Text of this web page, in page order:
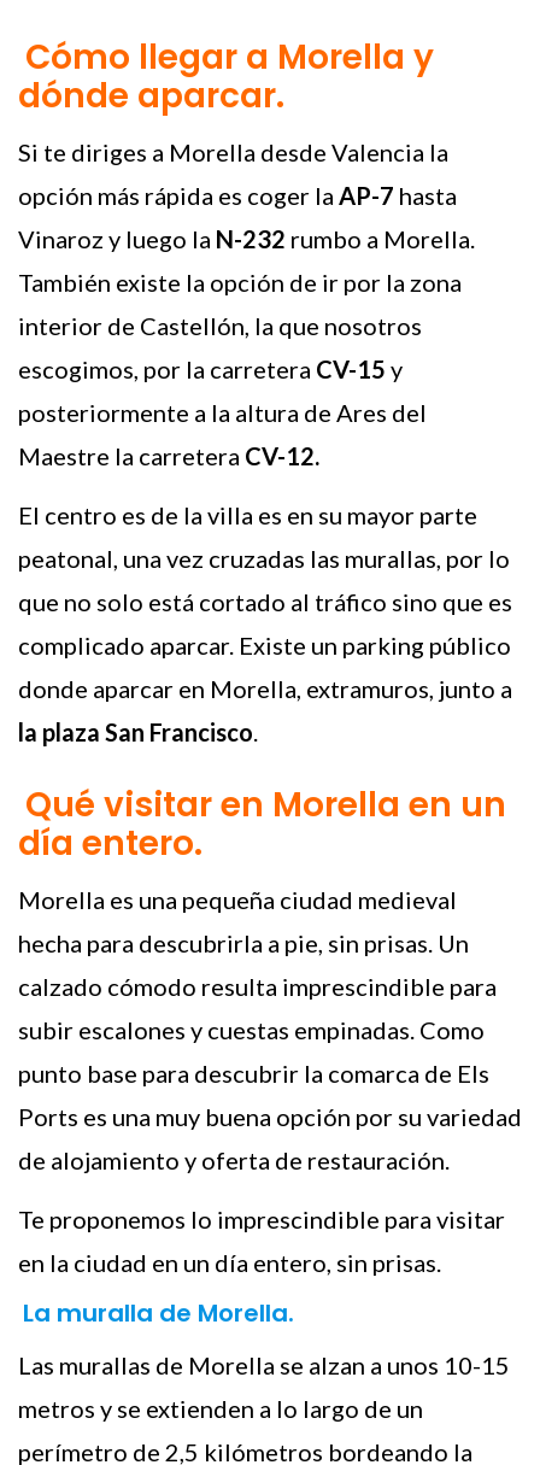
Cómo llegar a Morella y
dónde aparcar.
Si te diriges a Morella desde Valencia la
opción más rápida es coger la AP-7 hasta
Vinaroz y luego la N-232 rumbo a Morella.
También existe la opción de ir por la zona
interior de Castellón, la que nosotros
escogimos, por la carretera CV-15 y
posteriormente a la altura de Ares del
Maestre la carretera CV-12.
El centro es de la villa es en su mayor parte
peatonal, una vez cruzadas las murallas, por lo
que no solo está cortado al tráfico sino que es
complicado aparcar. Existe un parking público
donde aparcar en Morella, extramuros, junto a
la plaza San Francisco.
Qué visitar en Morella en un
día entero.
Morella es una pequeña ciudad medieval
hecha para descubrirla a pie, sin prisas. Un
calzado cómodo resulta imprescindible para
subir escalones y cuestas empinadas. Como
punto base para descubrir la comarca de Els
Ports es una muy buena opción por su variedad
de alojamiento y oferta de restauración.
Te proponemos lo imprescindible para visitar
en la ciudad en un día entero, sin prisas.
La muralla de Morella.
Las murallas de Morella se alzan a unos 10-15
metros y se extienden a lo largo de un
perímetro de 2,5 kilómetros bordeando la